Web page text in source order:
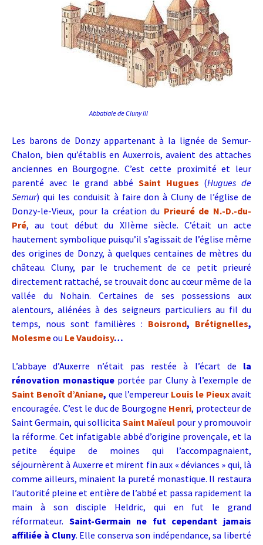
Abbatiale de Cluny III
Les barons de Donzy appartenant à la lignée de Semur-
Chalon, bien qu’établis en Auxerrois, avaient des attaches
anciennes en Bourgogne. C’est cette proximité et leur
parenté avec le grand abbé Saint Hugues (Hugues de
Semur) qui les conduisit à faire don à Cluny de l’église de
Donzy-le-Vieux, pour la création du Prieuré de N.-D.-du-
Pré, au tout début du XIIème siècle.C’était un acte
hautement symbolique puisqu’il s’agissait de l’église même
des origines de Donzy, à quelques centaines de mètres du
château. Cluny, par le truchement de ce petit prieuré
directement rattaché, se trouvait donc au cœur même de la
vallée du Nohain. Certaines de ses possessions aux
alentours, aliénées à des seigneurs particuliers au fil du
temps, nous sont familières : Boisrond, Brétignelles,
Molesmeou Le Vaudoisy…
L’abbaye d’Auxerre n’était pas restée à l’écart de la
rénovation monastique portée par Cluny à l’exemple de
Saint Benoît d’Aniane, que l’empereur Louis le Pieuxavait
encouragée. C’est le duc de Bourgogne Henri, protecteur de
Saint Germain, qui sollicita Saint Maïeulpour y promouvoir
la réforme. Cet infatigable abbé d’origine provençale, et la
petite équipe de moines qui l’accompagnaient,
séjournèrent à Auxerre et mirent fin aux « déviances » qui, là
comme ailleurs, minaient la pureté monastique. Il restaura
l’autorité pleine et entière de l’abbé et passa rapidement la
main à son disciple Heldric, qui en fut le grand
réformateur. Saint-Germain ne fut cependant jamais
affiliée à Cluny. Elle conserva son indépendance, sa liberté